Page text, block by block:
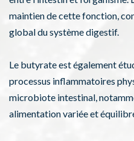
maintien de cette fonction,
global du système digestif.
Le butyrate est également
processus inflammatoires
microbiote intestinal,
alimentation variée et